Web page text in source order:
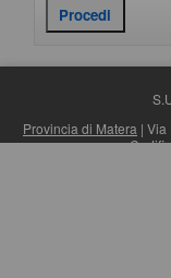
Provincia di Matera | Via